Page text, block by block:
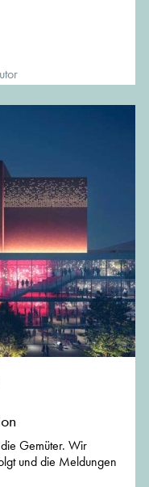
Gemüter. Wir
und die Meldungen